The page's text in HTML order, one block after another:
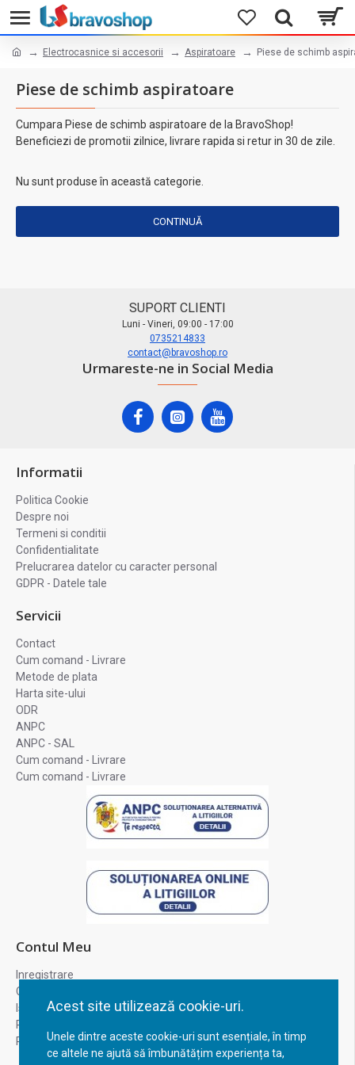
Acest site utilizează cookie-uri.
Unele dintre aceste cookie-uri sunt esențiale, în timp
ce altele ne ajută să îmbunătățim experiența ta,
Electrocasnice si accesorii Aspiratoare Piese de schimb
Piese de schimb aspiratoare
Cumpara Piese de schimb aspiratoare de la BravoShop!
Beneficiezi de promotii zilnice, livrare rapida si retur in 30 de zile.
Nu sunt produse în această categorie.
CONTINUĂ
SUPORT CLIENTI
Luni - Vineri, 09:00 - 17:00
0735214833
contact@bravoshop.ro
Urmareste-ne in Social Media
Informatii
Politica Cookie
Despre noi
Termeni si conditii
Confidentialitate
Prelucrarea datelor cu caracter personal
GDPR - Datele tale
Servicii
Contact
Cum comand - Livrare
Metode de plata
Harta site-ului
ODR
ANPC
ANPC - SAL
Cum comand - Livrare
Cum comand - Livrare
Contul Meu
Inregistrare
Contul meu
Istoric comenzi
Recuperare parola
Returnare produs